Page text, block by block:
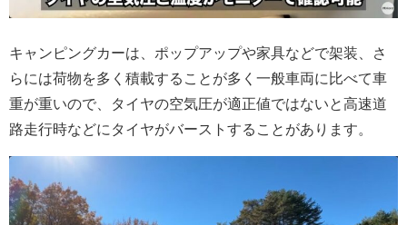
キャンピングカーは、ポップアップや家具などで架装、さ
らには荷物を多く積載することが多く一般車両に比べて車
重が重いので、タイヤの空気圧が適正値ではないと高速道
路走行時などにタイヤがバーストすることがあります。